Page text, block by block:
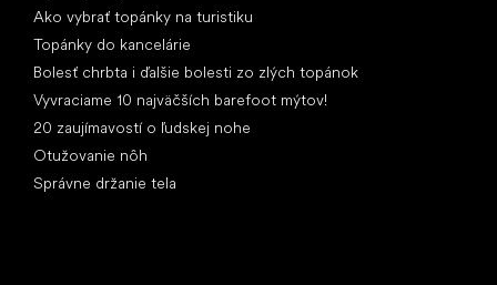
Ako vybrať topánky na turistiku
Topánky do kancelárie
Bolesť chrbta i ďalšie bolesti zo zlých topánok
Vyvraciame 10 najväčších barefoot mýtov!
20 zaujímavostí o ľudskej nohe
Otužovanie nôh
Správne držanie tela